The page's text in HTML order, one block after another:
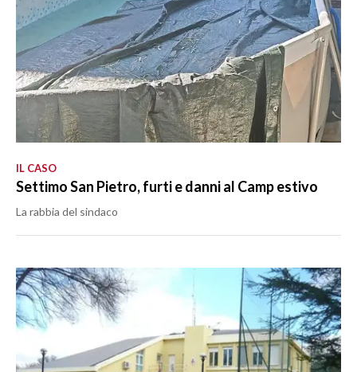
IL CASO
Settimo San Pietro, furti e danni al Camp estivo
La rabbia del sindaco